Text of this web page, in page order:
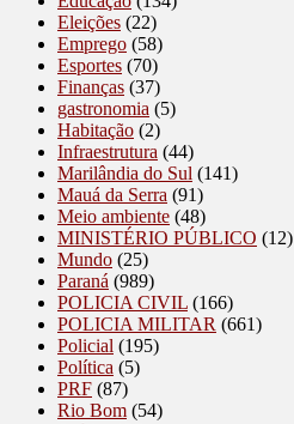
Eleições (22)
Emprego (58)
Esportes (70)
Finanças (37)
gastronomia (5)
Habitação (2)
Infraestrutura (44)
Marilândia do Sul (141)
Mauá da Serra (91)
Meio ambiente (48)
MINISTÉRIO PÚBLICO (12)
Mundo (25)
Paraná (989)
POLICIA CIVIL (166)
POLICIA MILITAR (661)
Policial (195)
Política (5)
PRF (87)
Rio Bom (54)